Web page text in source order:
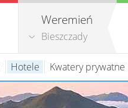
Weremień
Bieszczady
Hotele Kwatery prywatne